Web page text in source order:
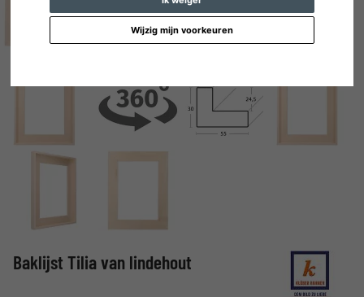
Wijzig mijn voorkeuren
Baklijst Tilia van lindehout